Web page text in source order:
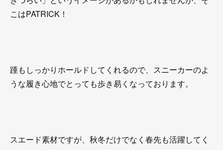
こはPATRICK！
踵もしっかりホールドしてくれるので、スニーカーのよ
うな履き心地でとっても歩き易くなっております。
スエード素材ですが、秋冬だけでなく春先も活躍してく